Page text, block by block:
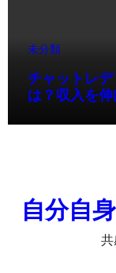
未分類
チャットレ
は？収入を伸
自分自